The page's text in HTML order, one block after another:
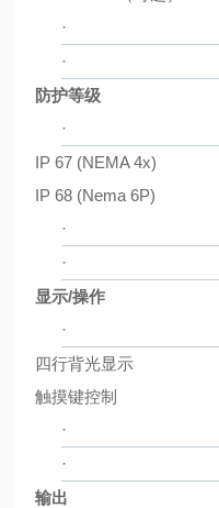
·
·
防护等级
·
IP 67 (NEMA 4x)
IP 68 (Nema 6P)
·
·
显示/操作
·
四行背光显示
触摸键控制
·
·
输出